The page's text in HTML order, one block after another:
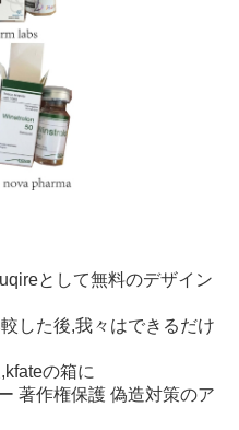
として無料のデザイン
した後,我々はできるだけ
の箱に
著作権保護 偽造対策のア